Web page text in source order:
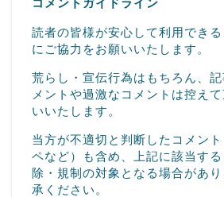
コメントガイドライン
読者の皆様が安心して利用でき
にご協力をお願いいたします。
荒らし・宣伝行為はもちろん、
メントや過激なコメントは控え
いいたします。
当方が不適切と判断したコメン
ペなど）も含め、上記に該当す
除・規制の対象となる場合があ
承ください。